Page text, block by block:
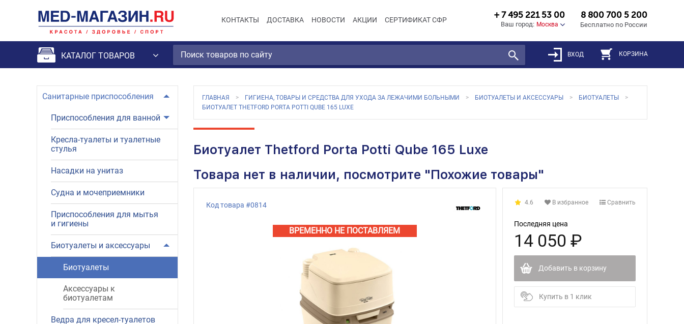
КОНТАКТЫ ДОСТАВКА НОВОСТИ АКЦИИ СЕРТИФИКАТ СФР
+ 7 495 221 53 00
Ваш город: Москва
8 800 700 5 200
Бесплатно по России
КАТАЛОГ ТОВАРОВ ВХОД КОРЗИНА
Санитарные приспособления
Приспособления для ванной
Кресла-туалеты и туалетные
стулья
Насадки на унитаз
Судна и мочеприемники
Приспособления для мытья
и гигиены
Биотуалеты и аксессуары
Биотуалеты
Аксессуары к
биотуалетам
Ведра для кресел-туалетов
ГЛАВНАЯ ГИГИЕНА, ТОВАРЫ И СРЕДСТВА ДЛЯ УХОДА ЗА ЛЕЖАЧИМИ БОЛЬНЫМИ БИОТУАЛЕТЫ И АКСЕССУАРЫ
БИОТУАЛЕТЫ
БИОТУАЛЕТ THETFORD PORTA POTTI QUBE 165 LUXE
Биотуалет Thetford Porta Potti Qube 165 Luxe
Товара нет в наличии, посмотрите "Похожие товары"
Код товара #0814
ВРЕМЕННО НЕ ПОСТАВЛЯЕМ
4.6 В избранное Сравнить
Последняя цена
14 050 ₽
Добавить в корзину
Купить в 1 клик